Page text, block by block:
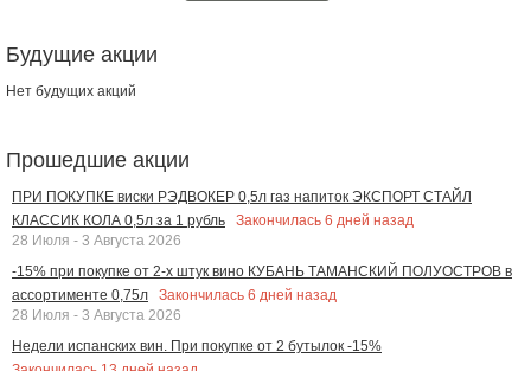
Будущие акции
Нет будущих акций
Прошедшие акции
ПРИ ПОКУПКЕ виски РЭДВОКЕР 0,5л газ напиток ЭКСПОРТ СТАЙЛ
КЛАССИК КОЛА 0,5л за 1 рубль
Закончилась 6 дней назад
28 Июля - 3 Августа 2026
-15% при покупке от 2-х штук вино КУБАНЬ ТАМАНСКИЙ ПОЛУОСТРОВ в
ассортименте 0,75л
Закончилась 6 дней назад
28 Июля - 3 Августа 2026
Недели испанских вин. При покупке от 2 бутылок -15%